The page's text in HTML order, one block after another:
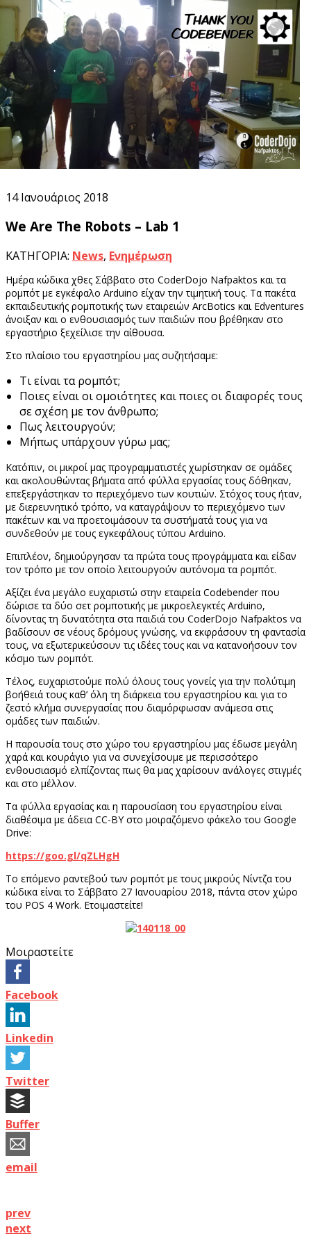
14 Ιανουάριος 2018
14 Ιανουάριος 2018
We Are The Robots – Lab 1
ΚΑΤΗΓΟΡΙΑ: News, Ενημέρωση
Ημέρα κώδικα χθες Σάββατο στο CoderDojo Nafpaktos και τα
ρομπότ με εγκέφαλο Arduino είχαν την τιμητική τους. Τα πακέτα
εκπαιδευτικής ρομποτικής των εταιρειών ArcBotics και Edventures
άνοιξαν και ο ενθουσιασμός των παιδιών που βρέθηκαν στο
εργαστήριο ξεχείλισε την αίθουσα.
Στο πλαίσιο του εργαστηρίου μας συζητήσαμε:
Τι είναι τα ρομπότ;
Ποιες είναι οι ομοιότητες και ποιες οι διαφορές τους
σε σχέση με τον άνθρωπο;
Πως λειτουργούν;
Μήπως υπάρχουν γύρω μας;
Κατόπιν, οι μικροί μας προγραμματιστές χωρίστηκαν σε ομάδες
και ακολουθώντας βήματα από φύλλα εργασίας τους δόθηκαν,
επεξεργάστηκαν το περιεχόμενο των κουτιών. Στόχος τους ήταν,
με διερευνητικό τρόπο, να καταγράψουν το περιεχόμενο των
πακέτων και να προετοιμάσουν τα συστήματά τους για να
συνδεθούν με τους εγκεφάλους τύπου Arduino.
Επιπλέον, δημιούργησαν τα πρώτα τους προγράμματα και είδαν
τον τρόπο με τον οποίο λειτουργούν αυτόνομα τα ρομπότ.
Αξίζει ένα μεγάλο ευχαριστώ στην εταιρεία Codebender που
δώρισε τα δύο σετ ρομποτικής με μικροελεγκτές Arduino,
δίνοντας τη δυνατότητα στα παιδιά του CoderDojo Nafpaktos να
βαδίσουν σε νέους δρόμους γνώσης, να εκφράσουν τη φαντασία
τους, να εξωτερικεύσουν τις ιδέες τους και να κατανοήσουν τον
κόσμο των ρομπότ.
Τέλος, ευχαριστούμε πολύ όλους τους γονείς για την πολύτιμη
βοήθειά τους καθ’ όλη τη διάρκεια του εργαστηρίου και για το
ζεστό κλήμα συνεργασίας που διαμόρφωσαν ανάμεσα στις
ομάδες των παιδιών.
Η παρουσία τους στο χώρο του εργαστηρίου μας έδωσε μεγάλη
χαρά και κουράγιο για να συνεχίσουμε με περισσότερο
ενθουσιασμό ελπίζοντας πως θα μας χαρίσουν ανάλογες στιγμές
και στο μέλλον.
Τα φύλλα εργασίας και η παρουσίαση του εργαστηρίου είναι
διαθέσιμα με άδεια CC-BY στο μοιραζόμενο φάκελο του Google
Drive:
https://goo.gl/qZLHgH
Το επόμενο ραντεβού των ρομπότ με τους μικρούς Νίντζα του
κώδικα είναι το Σάββατο 27 Ιανουαρίου 2018, πάντα στον χώρο
του POS 4 Work. Ετοιμαστείτε!
Μοιραστείτε
Facebook
Linkedin
Twitter
Buffer
email
prev
next